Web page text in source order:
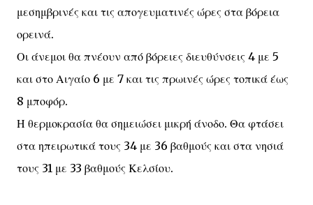
μεσημβρινές και τις απογευματινές ώρες στα βόρεια
ορεινά.
Οι άνεμοι θα πνέουν από βόρειες διευθύνσεις 4 με 5
και στο Αιγαίο 6 με 7 και τις πρωινές ώρες τοπικά έως
8 μποφόρ.
Η θερμοκρασία θα σημειώσει μικρή άνοδο. Θα φτάσει
στα ηπειρωτικά τους 34 με 36 βαθμούς και στα νησιά
τους 31 με 33 βαθμούς Κελσίου.